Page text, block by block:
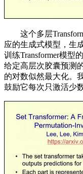
这个多层
应的生成式模型，生
训练Transformer模型
给定高层次胶囊预测
的对数似然最大化。
鼓励它每次只激活少